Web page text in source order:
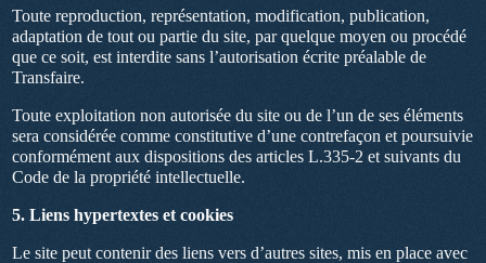
Toute reproduction, représentation, modification, publication,
adaptation de tout ou partie du site, par quelque moyen ou procédé
que ce soit, est interdite sans l’autorisation écrite préalable de
Transfaire.
Toute exploitation non autorisée du site ou de l’un de ses éléments
sera considérée comme constitutive d’une contrefaçon et poursuivie
conformément aux dispositions des articles L.335-2 et suivants du
Code de la propriété intellectuelle.
5. Liens hypertextes et cookies
Le site peut contenir des liens vers d’autres sites, mis en place avec